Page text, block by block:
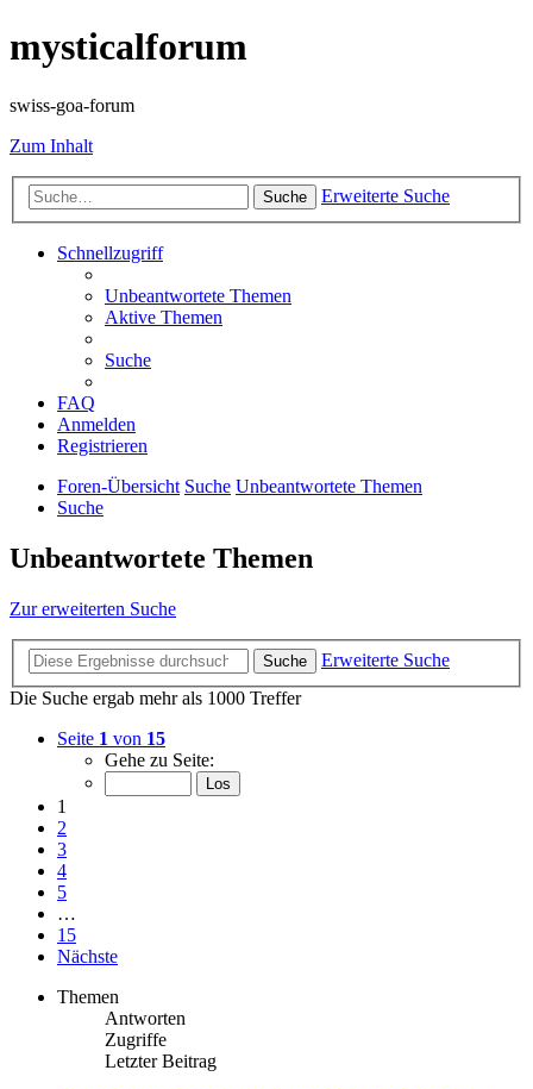
mysticalforum
swiss-goa-forum
Zum Inhalt
Suche Erweiterte Suche
Schnellzugriff
Unbeantwortete Themen
Aktive Themen
Suche
FAQ
Anmelden
Registrieren
Foren-Übersicht Suche Unbeantwortete Themen
Suche
Unbeantwortete Themen
Zur erweiterten Suche
Suche
Erweiterte Suche
Die Suche ergab mehr als 1000 Treffer
Seite 1 von 15
Gehe zu Seite:
1
2
3
4
5
…
15
Nächste
Themen
Antworten
Zugriffe
Letzter Beitrag